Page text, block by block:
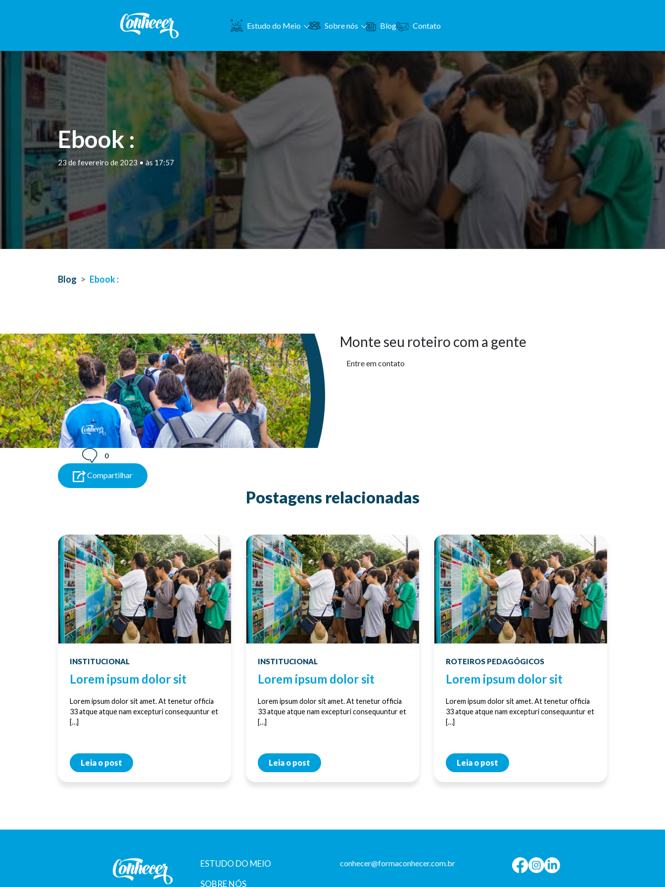
Estudo do Meio Sobre nós Blog Contato
Ebook :
23 de fevereiro de 2023 • às 17:57
Blog Ebook :
Monte seu roteiro com a gente
Entre em contato
0
Compartilhar
Postagens relacionadas
INSTITUCIONAL
Lorem ipsum dolor sit
Lorem ipsum dolor sit amet. At tenetur officia
33 atque atque nam excepturi consequuntur et
[…]
Leia o post
INSTITUCIONAL
Lorem ipsum dolor sit
Lorem ipsum dolor sit amet. At tenetur officia
33 atque atque nam excepturi consequuntur et
[…]
Leia o post
ROTEIROS PEDAGÓGICOS
Lorem ipsum dolor sit
Lorem ipsum dolor sit amet. At tenetur officia
33 atque atque nam excepturi consequuntur et
[…]
Leia o post
ESTUDO DO MEIO
SOBRE NÓS
conhecer@formaconhecer.com.br